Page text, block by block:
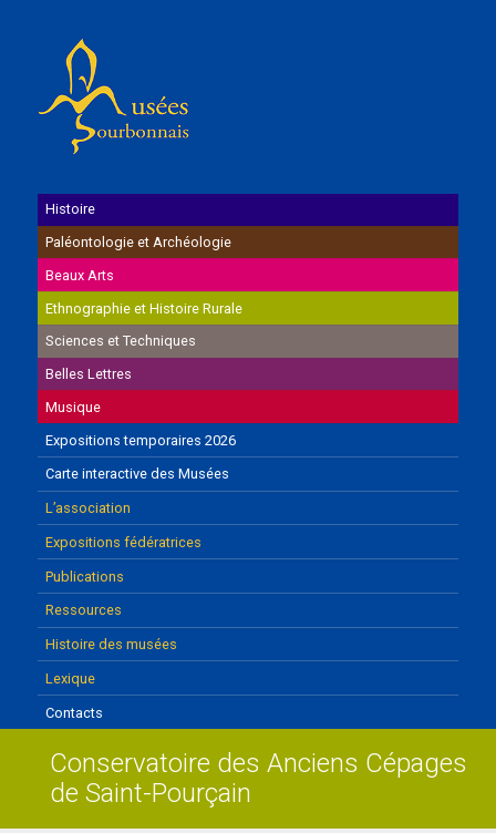
Histoire
Paléontologie et Archéologie
Beaux Arts
Ethnographie et Histoire Rurale
Sciences et Techniques
Belles Lettres
Musique
Expositions temporaires 2026
Carte interactive des Musées
L’association
Expositions fédératrices
Publications
Ressources
Histoire des musées
Lexique
Contacts
Conservatoire des Anciens Cépages
de Saint-Pourçain